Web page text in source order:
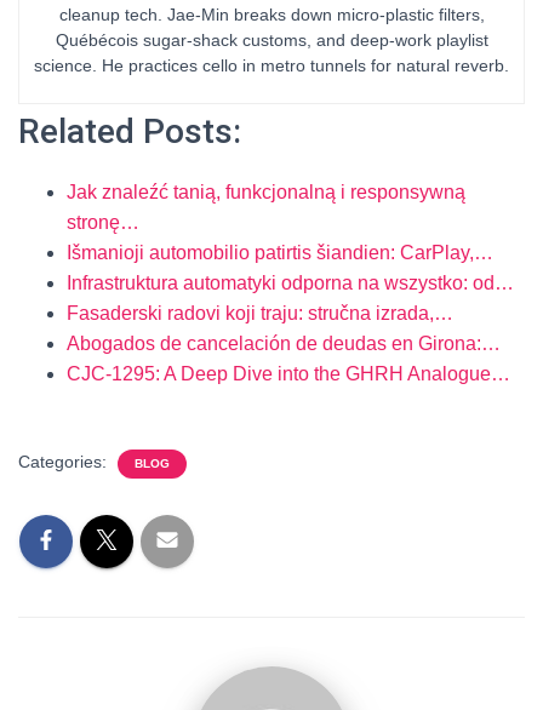
cleanup tech. Jae-Min breaks down micro-plastic filters,
Québécois sugar-shack customs, and deep-work playlist
science. He practices cello in metro tunnels for natural reverb.
Related Posts:
Jak znaleźć tanią, funkcjonalną i responsywną
stronę…
Išmanioji automobilio patirtis šiandien: CarPlay,…
Infrastruktura automatyki odporna na wszystko: od…
Fasaderski radovi koji traju: stručna izrada,…
Abogados de cancelación de deudas en Girona:…
CJC‑1295: A Deep Dive into the GHRH Analogue…
Categories: BLOG